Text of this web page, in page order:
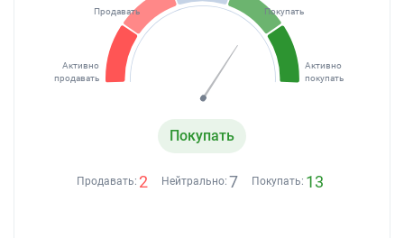
Активно
продавать
Продавать Покупать
Активно
покупать
Покупать
Продавать: 2 Нейтрально: 7 Покупать: 13